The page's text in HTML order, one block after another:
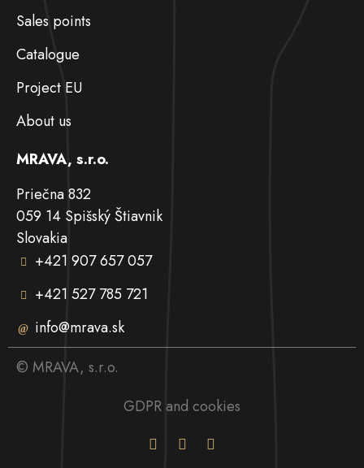
Sales points
Catalogue
Project EU
About us
MRAVA, s.r.o.
Priečna 832
059 14 Spišský Štiavnik
Slovakia
+421 907 657 057
+421 527 785 721
info@mrava.sk
© MRAVA, s.r.o.
GDPR and cookies